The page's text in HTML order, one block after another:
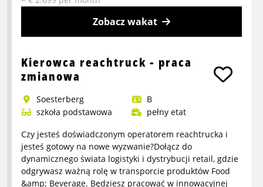
Zobacz wakat
info
about
magazynu
z
artykułami
sanitarnymi
-
dzienna
Kierowca reachtruck - praca
zmianowa
Soesterberg
B
szkoła podstawowa
pełny etat
Czy jesteś doświadczonym operatorem reachtrucka i
jesteś gotowy na nowe wyzwanie?Dołącz do
dynamicznego świata logistyki i dystrybucji retail, gdzie
odgrywasz ważną rolę w transporcie produktów Food
&amp; Beverage. Będziesz pracować w innowacyjnej